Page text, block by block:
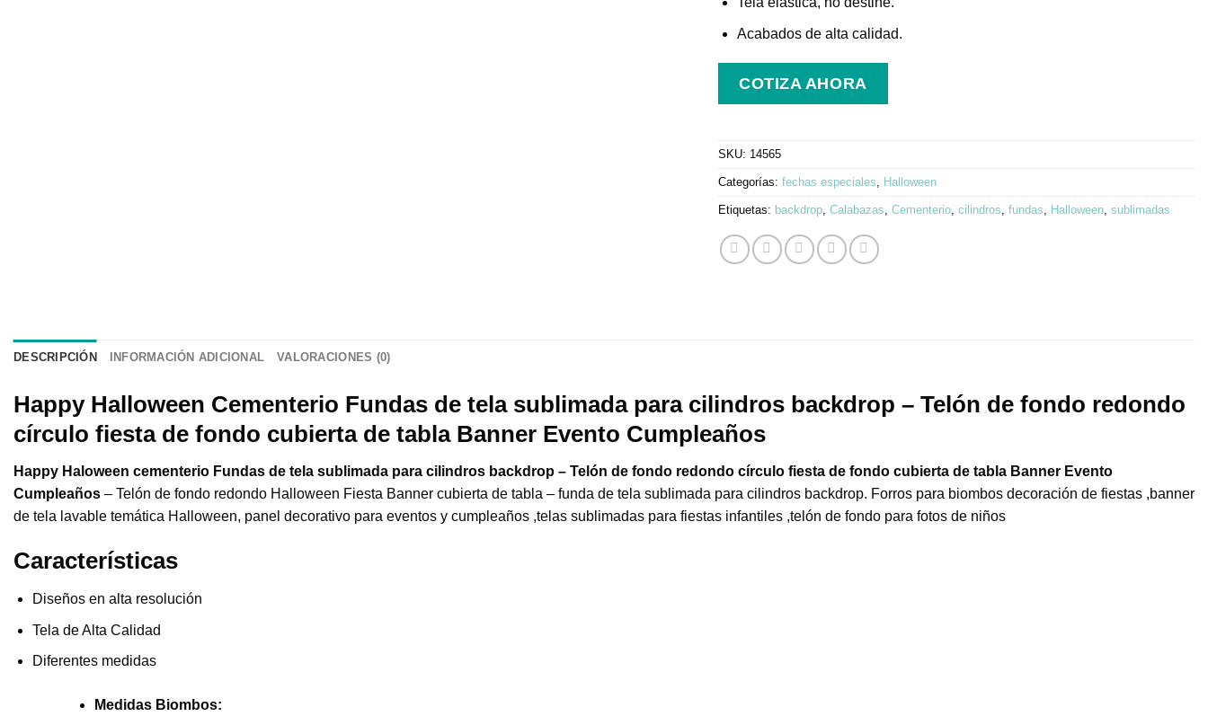
Acabados de alta calidad.
COTIZA AHORA
SKU: 14565
Categorías: fechas especiales Halloween
Etiquetas: backdrop Calabazas Cementerio cilindros fundas Halloween sublimadas
DESCRIPCIÓN INFORMACIÓN ADICIONAL VALORACIONES (0)
Happy Halloween Cementerio Fundas de tela sublimada para cilindros backdrop – Telón de fondo redondo
círculo fiesta de fondo cubierta de tabla Banner Evento Cumpleaños
Happy Haloween cementerio Fundas de tela sublimada para cilindros backdrop – Telón de fondo redondo círculo fiesta de fondo cubierta de tabla Banner Evento
Cumpleaños – Telón de fondo redondo Halloween Fiesta Banner cubierta de tabla – funda de tela sublimada para cilindros backdrop. Forros para biombos decoración de fiestas ,banner
de tela lavable temática Halloween, panel decorativo para eventos y cumpleaños ,telas sublimadas para fiestas infantiles ,telón de fondo para fotos de niños
Características
Diseños en alta resolución
Tela de Alta Calidad
Diferentes medidas
Medidas Biombos: